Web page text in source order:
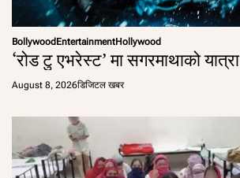
Bollywood EntertainmentHollywood
‘रोड टु एभरेस्ट’ मा सगरमाथाको यात्रा
August 8, 2026डिजिटल खबर